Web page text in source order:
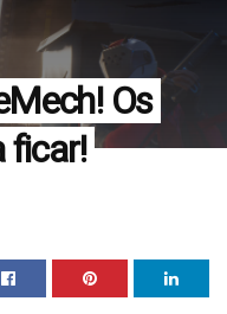
Os
ficar!